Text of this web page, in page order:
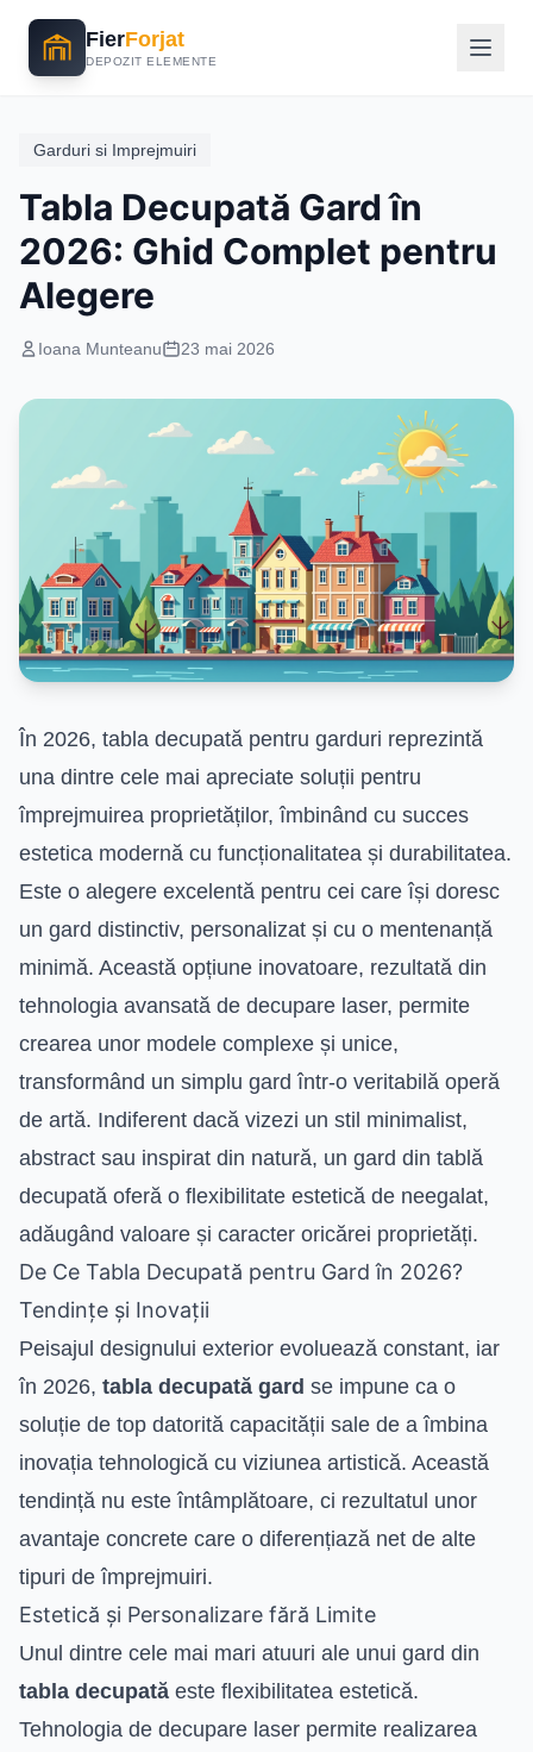
FierForjat
DEPOZIT ELEMENTE
Garduri si Imprejmuiri
Tabla Decupată Gard în
2026: Ghid Complet pentru
Alegere
Ioana Munteanu 23 mai 2026
În 2026, tabla decupată pentru garduri reprezintă
una dintre cele mai apreciate soluții pentru
împrejmuirea proprietăților, îmbinând cu succes
estetica modernă cu funcționalitatea și durabilitatea.
Este o alegere excelentă pentru cei care își doresc
un gard distinctiv, personalizat și cu o mentenanță
minimă. Această opțiune inovatoare, rezultată din
tehnologia avansată de decupare laser, permite
crearea unor modele complexe și unice,
transformând un simplu gard într-o veritabilă operă
de artă. Indiferent dacă vizezi un stil minimalist,
abstract sau inspirat din natură, un gard din tablă
decupată oferă o flexibilitate estetică de neegalat,
adăugând valoare și caracter oricărei proprietăți.
De Ce Tabla Decupată pentru Gard în 2026?
Tendințe și Inovații
Peisajul designului exterior evoluează constant, iar
în 2026, tabla decupată gard se impune ca o
soluție de top datorită capacității sale de a îmbina
inovația tehnologică cu viziunea artistică. Această
tendință nu este întâmplătoare, ci rezultatul unor
avantaje concrete care o diferențiază net de alte
tipuri de împrejmuiri.
Estetică și Personalizare fără Limite
Unul dintre cele mai mari atuuri ale unui gard din
tabla decupată este flexibilitatea estetică.
Tehnologia de decupare laser permite realizarea